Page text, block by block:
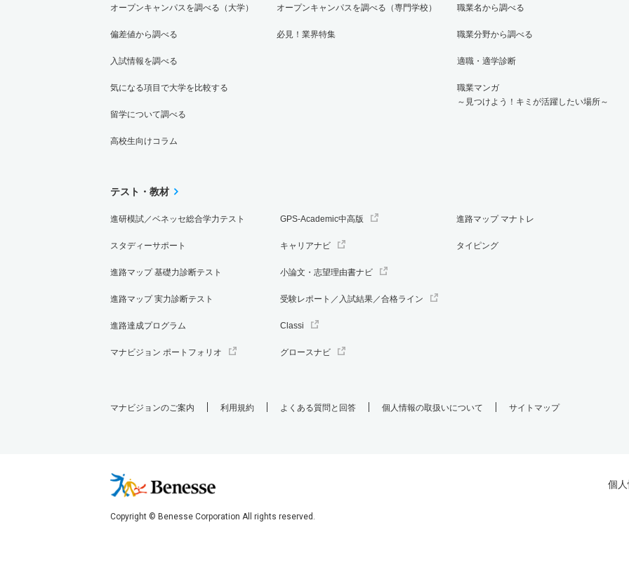
オープンキャンパスを調べる（大学）
偏差値から調べる
入試情報を調べる
気になる項目で大学を比較する
留学について調べる
高校生向けコラム
オープンキャンパスを調べる（専門学校）
必見！業界特集
職業名から調べる
職業分野から調べる
適職・適学診断
職業マンガ
～見つけよう！キミが活躍したい場所～
テスト・教材
進研模試／ベネッセ総合学力テスト
スタディーサポート
進路マップ 基礎力診断テスト
進路マップ 実力診断テスト
進路達成プログラム
マナビジョン ポートフォリオ
GPS-Academic中高版
キャリアナビ
小論文・志望理由書ナビ
受験レポート／入試結果／合格ライン
Classi
グロースナビ
進路マップ マナトレ
タイピング
マナビジョンのご案内 利用規約 よくある質問と回答 個人情報の取扱いについて サイトマップ
個
Copyright © Benesse Corporation All rights reserved.